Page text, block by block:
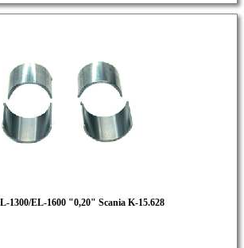
1300/EL-1600 "0,20" Scania K-15.628